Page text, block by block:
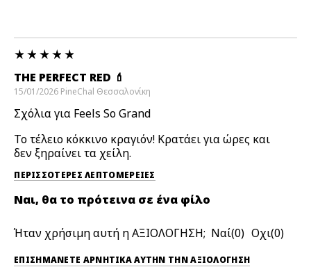
THE PERFECT RED 💄
15/01/2026 PineChal Θεσσαλονίκη
Σχόλια για Feels So Grand
Το τέλειο κόκκινο κραγιόν! Κρατάει για ώρες και
δεν ξηραίνει τα χείλη.
ΠΕΡΙΣΣΌΤΕΡΕΣ ΛΕΠΤΟΜΈΡΕΙΕΣ
Ναι, θα το πρότεινα σε ένα φίλο
Ήταν χρήσιμη αυτή η ΑΞΙΟΛΟΓΗΣΗ; 0 0
ΕΠΙΣΗΜΆΝΕΤΕ ΑΡΝΗΤΙΚΆ ΑΥΤΉΝ ΤΗΝ ΑΞΙΟΛΟΓΗΣΗ